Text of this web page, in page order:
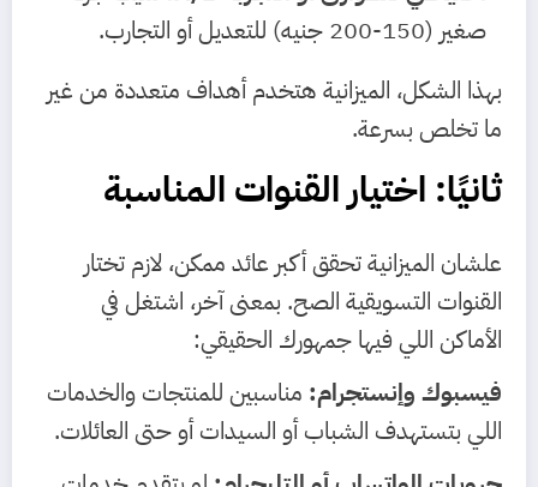
صغير (150-200 جنيه) للتعديل أو التجارب.
بهذا الشكل، الميزانية هتخدم أهداف متعددة من غير
ما تخلص بسرعة.
ثانيًا: اختيار القنوات المناسبة
علشان الميزانية تحقق أكبر عائد ممكن، لازم تختار
القنوات التسويقية الصح. بمعنى آخر، اشتغل في
الأماكن اللي فيها جمهورك الحقيقي:
فيسبوك وإنستجرام: مناسبين للمنتجات والخدمات
اللي بتستهدف الشباب أو السيدات أو حتى العائلات.